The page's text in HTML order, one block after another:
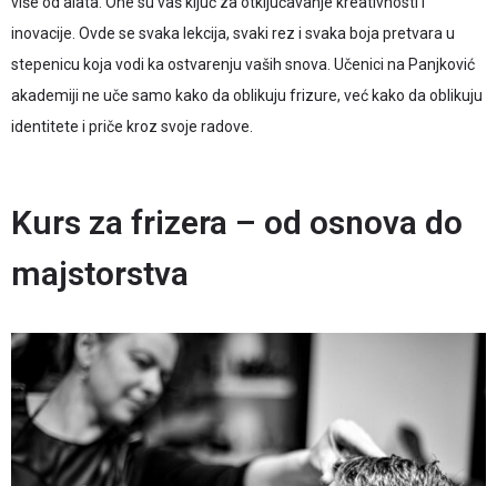
inovacije. Ovde se svaka lekcija, svaki rez i svaka boja pretvara u
stepenicu koja vodi ka ostvarenju vaših snova. Učenici na Panjković
akademiji ne uče samo kako da oblikuju frizure, već kako da oblikuju
identitete i priče kroz svoje radove.
Kurs za frizera – od osnova do
majstorstva